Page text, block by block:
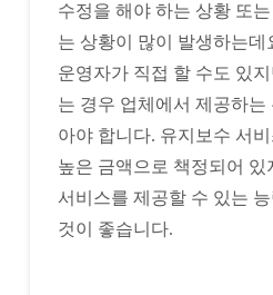
수정을 해야 하는 상황 또
는 상황이 많이 발생하는데
운영자가 직접 할 수도 있
는 경우 업체에서 제공하
아야 합니다. 유지보수 서
높은 금액으로 책정되어
서비스를 제공할 수 있는
것이 좋습니다.